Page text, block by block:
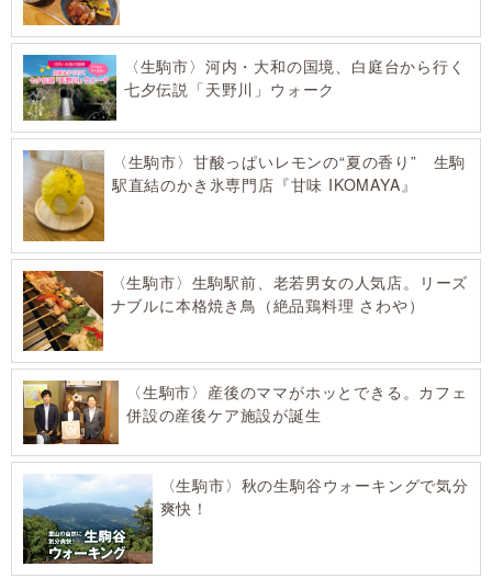
〈生駒市〉河内・大和の国境、白庭台から行く
七夕伝説「天野川」ウォーク
〈生駒市〉甘酸っぱいレモンの“夏の香り” 生駒
駅直結のかき氷専門店『甘味 IKOMAYA』
〈生駒市〉生駒駅前、老若男女の人気店。リーズ
ナブルに本格焼き鳥（絶品鶏料理 さわや）
〈生駒市〉産後のママがホッとできる。カフェ
併設の産後ケア施設が誕生
〈生駒市〉秋の生駒谷ウォーキングで気分
爽快！